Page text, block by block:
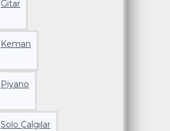
Gitar
Keman
Piyano
Solo Çalgılar